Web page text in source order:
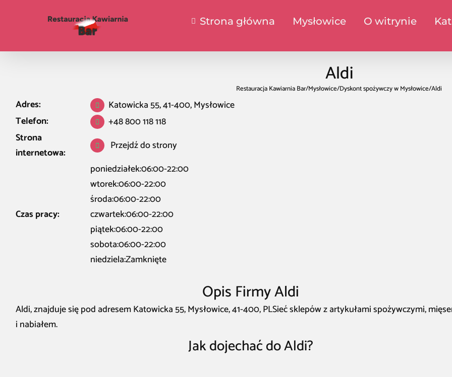
Strona główna Mysłowice O witrynie
Aldi
Restauracja Kawiarnia Bar/Mysłowice/Dyskont spożywczy w Mysłowice/Aldi
Adres:
Katowicka 55, 41-400, Mysłowice
Telefon:
+48 800 118 118
Strona
internetowa:
Przejdź do strony
Czas pracy:
poniedziałek:06:00-22:00
wtorek:06:00-22:00
środa:06:00-22:00
czwartek:06:00-22:00
piątek:06:00-22:00
sobota:06:00-22:00
niedziela:Zamknięte
Opis Firmy Aldi
Aldi, znajduje się pod adresem Katowicka 55, Mysłowice, 41-400, PLSieć sklepów z artykułami spożywczymi,
i nabiałem.
Jak dojechać do Aldi?